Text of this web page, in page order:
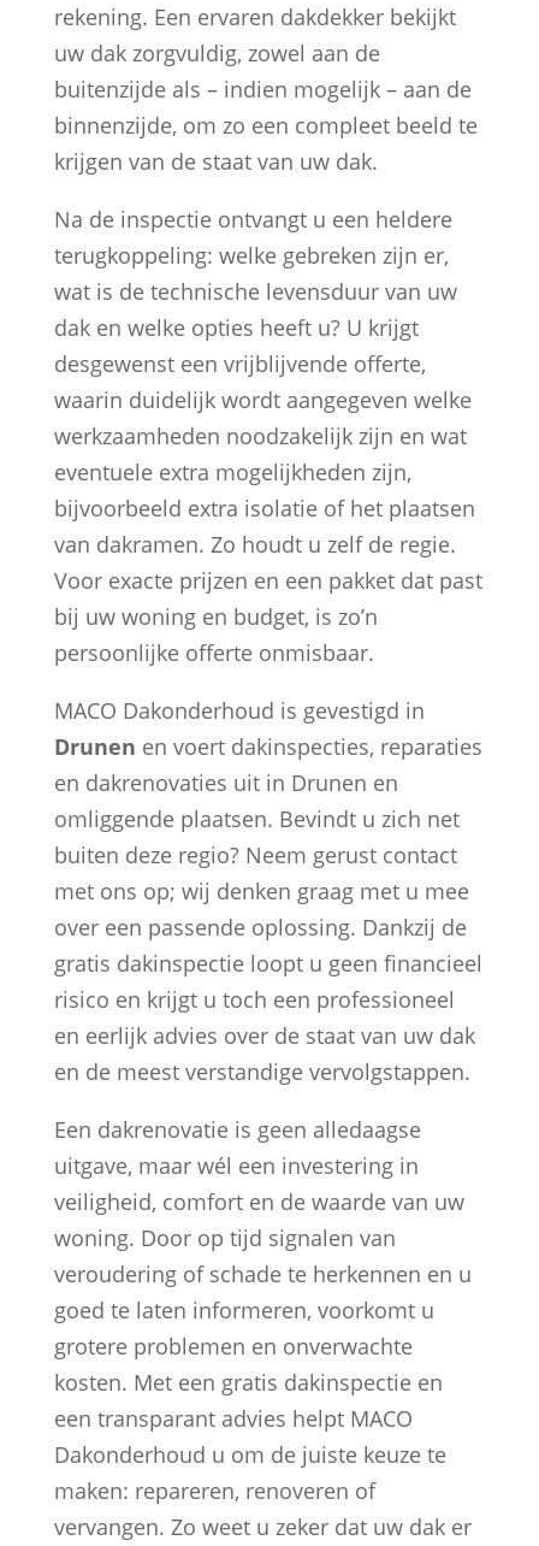
rekening. Een ervaren dakdekker bekijkt
uw dak zorgvuldig, zowel aan de
buitenzijde als – indien mogelijk – aan de
binnenzijde, om zo een compleet beeld te
krijgen van de staat van uw dak.
Na de inspectie ontvangt u een heldere
terugkoppeling: welke gebreken zijn er,
wat is de technische levensduur van uw
dak en welke opties heeft u? U krijgt
desgewenst een vrijblijvende offerte,
waarin duidelijk wordt aangegeven welke
werkzaamheden noodzakelijk zijn en wat
eventuele extra mogelijkheden zijn,
bijvoorbeeld extra isolatie of het plaatsen
van dakramen. Zo houdt u zelf de regie.
Voor exacte prijzen en een pakket dat past
bij uw woning en budget, is zo’n
persoonlijke offerte onmisbaar.
MACO Dakonderhoud is gevestigd in
Drunen en voert dakinspecties, reparaties
en dakrenovaties uit in Drunen en
omliggende plaatsen. Bevindt u zich net
buiten deze regio? Neem gerust contact
met ons op; wij denken graag met u mee
over een passende oplossing. Dankzij de
gratis dakinspectie loopt u geen financieel
risico en krijgt u toch een professioneel
en eerlijk advies over de staat van uw dak
en de meest verstandige vervolgstappen.
Een dakrenovatie is geen alledaagse
uitgave, maar wél een investering in
veiligheid, comfort en de waarde van uw
woning. Door op tijd signalen van
veroudering of schade te herkennen en u
goed te laten informeren, voorkomt u
grotere problemen en onverwachte
kosten. Met een gratis dakinspectie en
een transparant advies helpt MACO
Dakonderhoud u om de juiste keuze te
maken: repareren, renoveren of
vervangen. Zo weet u zeker dat uw dak er